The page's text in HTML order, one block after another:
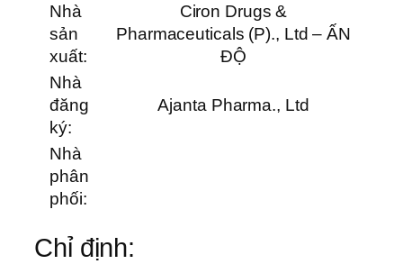
Nhà
sản
xuất:
Ciron Drugs &
Pharmaceuticals (P)., Ltd – ẤN
ĐỘ
Nhà
đăng
ký:
Ajanta Pharma., Ltd
Nhà
phân
phối:
Chỉ định: